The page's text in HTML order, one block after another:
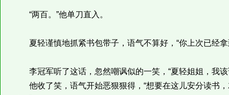
“两百。”他单刀直入。
夏轻谨慎地抓紧书包带子，语气不算好，“你上次已经拿
李冠军听了这话，忽然嘲讽似的一笑，“夏轻姐姐，我该
他收了笑，语气开始恶狠狠得，“想要在这儿安分读书，